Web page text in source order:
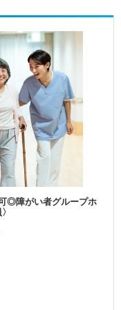
◎障がい者グループホ